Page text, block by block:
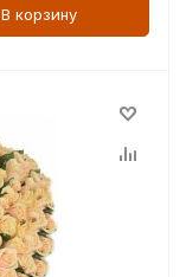
В корзину